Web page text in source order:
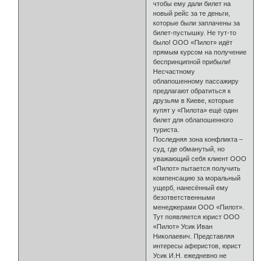
чтобы ему дали билет на
новый рейс за те деньги,
которые были заплачены за
билет-пустышку. Не тут-то
было! ООО «Пилот» идёт
прямым курсом на получение
беспринципной прибыли!
Несчастному
облапошенному пассажиру
предлагают обратиться к
друзьям в Киеве, которые
купят у «Пилота» ещё один
билет для облапошенного
туриста.
Последняя зона конфликта –
суд, где обманутый, но
уважающий себя клиент ООО
«Пилот» пытается получить
компенсацию за моральный
ущерб, нанесённый ему
безответственными
менеджерами ООО «Пилот».
Тут появляется юрист ООО
«Пилот» Усик Иван
Николаевич. Представляя
интересы аферистов, юрист
Усик И.Н. ежедневно не